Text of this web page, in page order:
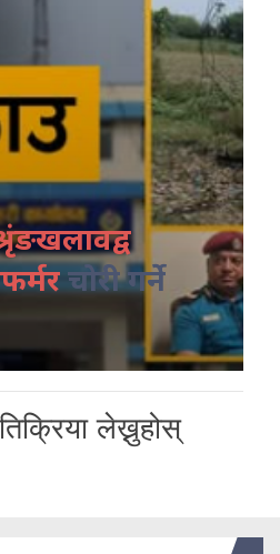
चोरी गर्ने
लेख्नुहोस्